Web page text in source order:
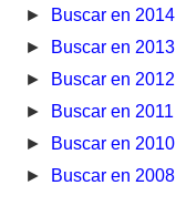
► Buscar en 2014
► Buscar en 2013
► Buscar en 2012
► Buscar en 2011
► Buscar en 2010
► Buscar en 2008